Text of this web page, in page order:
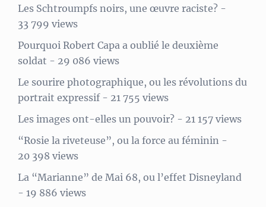
Les Schtroumpfs noirs, une œuvre raciste? -
33 799 views
Pourquoi Robert Capa a oublié le deuxième
soldat - 29 086 views
Le sourire photographique, ou les révolutions du
portrait expressif- 21 755 views
Les images ont-elles un pouvoir? - 21 157 views
“Rosie la riveteuse”, ou la force au féminin -
20 398 views
La “Marianne” de Mai 68, ou l’effet Disneyland
- 19 886 views